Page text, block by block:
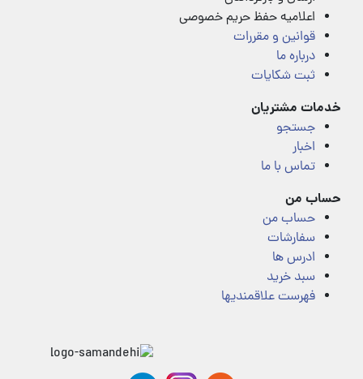
اعلامیه حفظ حریم خصوصی
قوانین و مقررات
درباره ما
ثبت شکایات
خدمات مشتریان
جستجو
اخبار
تماس با ما
حساب من
حساب من
سفارشات
ادرس ها
سبد خرید
فهرست علاقمندیها